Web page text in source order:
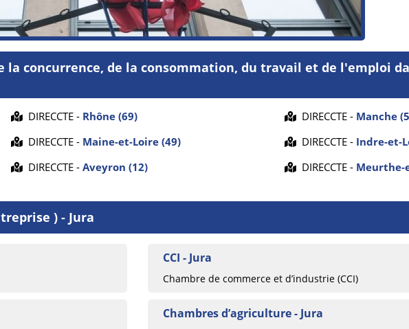
la concurrence, de la consommation, du travail et de l'emploi
DIRECCTE - Rhône (69) DIRECCTE - Manche
DIRECCTE - Maine-et-Loire (49) DIRECCTE - Indre-et-
DIRECCTE - Aveyron (12) DIRECCTE - Meurthe-
) - Jura
CCI - Jura
Chambre de commerce et d’industrie (CCI)
Chambres d’agriculture - Jura